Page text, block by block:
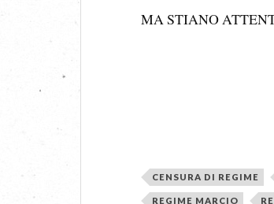
MA STIANO
CENSURA DI REGIME
REGIME MARCIO